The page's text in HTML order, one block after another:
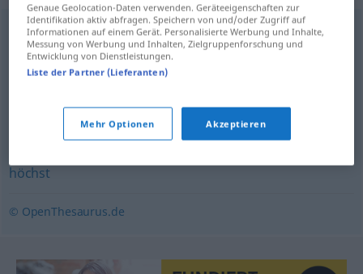
hauptsächlich,überwiegend,meistens,zumeist, häufig
größtenteils,mehrheitlich
größtenteils,überwiegend, vornehmlich,mehrheitlich
normalerweise, vorwiegend
höchst
© OpenThesaurus.de
Genaue Geolocation-Daten verwenden. Geräteeigenschaften zur
Identifikation aktiv abfragen. Speichern von und/oder Zugriff auf
Informationen auf einem Gerät. Personalisierte Werbung und Inhalte,
Messung von Werbung und Inhalten, Zielgruppenforschung und
Entwicklung von Dienstleistungen.
Liste der Partner (Lieferanten)
Mehr Optionen Akzeptieren